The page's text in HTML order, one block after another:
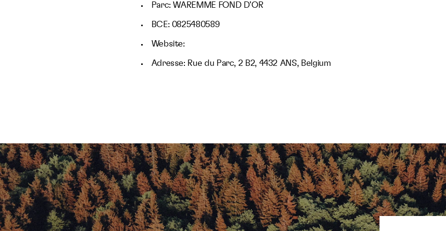
Parc: WAREMME FOND D’OR
BCE: 0825480589
Website:
Adresse: Rue du Parc, 2 B2, 4432 ANS, Belgium